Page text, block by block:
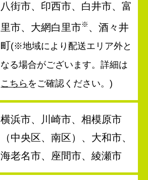
八街市、印西市、白井市、富
里市、大網白里市※ 、酒々井
町(※地域により配送エリア外と
なる場合がございます。詳細は
こちら をご確認ください。)
横浜市、川崎市、相模原市
（中央区、南区）、大和市、
海老名市、座間市、綾瀬市